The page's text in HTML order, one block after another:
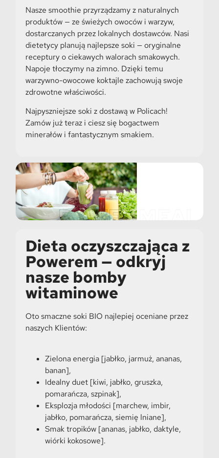
Nasze smoothie przyrządzamy z naturalnych
produktów — ze świeżych owoców i warzyw,
dostarczanych przez lokalnych dostawców. Nasi
dietetycy planują najlepsze soki — oryginalne
receptury o ciekawych walorach smakowych.
Napoje tłoczymy na zimno. Dzięki temu
warzywno-owocowe koktajle zachowują swoje
zdrowotne właściwości.
Najpyszniejsze soki z dostawą w Policach!
Zamów już teraz i ciesz się bogactwem
minerałów i fantastycznym smakiem.
Dieta oczyszczająca z
Powerem — odkryj
nasze bomby
witaminowe
Oto smaczne soki BIO najlepiej oceniane przez
naszych Klientów:
Zielona energia [jabłko, jarmuż, ananas,
banan],
Idealny duet [kiwi, jabłko, gruszka,
pomarańcza, szpinak],
Eksplozja młodości [marchew, imbir,
jabłko, pomarańcza, siemię lniane],
Smak tropików [ananas, jabłko, daktyle,
wiórki kokosowe].